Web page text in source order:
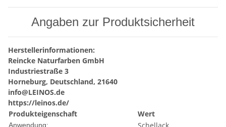
Angaben zur Produktsicherheit
Herstellerinformationen:
Reincke Naturfarben GmbH
Industriestraße 3
Horneburg, Deutschland, 21640
info@LEINOS.de
https://leinos.de/
Produkteigenschaft
Wert
Anwendung: